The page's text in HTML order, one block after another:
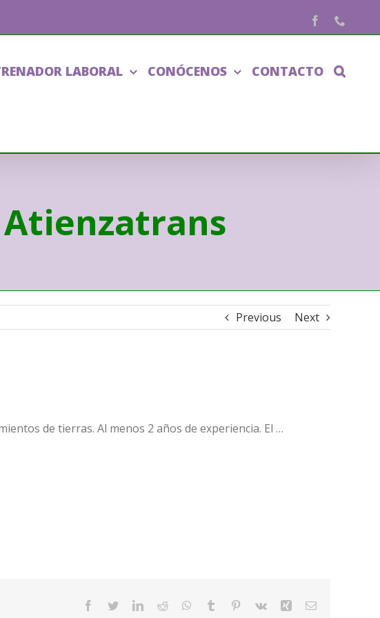
Facebook
LABORAL CONÓCENOS CONTACTO
Previous Next
de tierras. Al menos 2 años de experiencia. El …
Facebook
TwitterLinkedIn
Reddit WhatsApp
Tumblr Pinterest
Vk Xing Email